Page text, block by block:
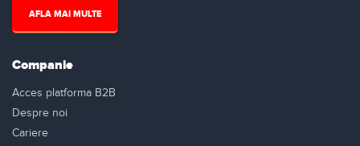
AFLA MAI MULTE
Companie
Acces platforma B2B
Despre noi
Cariere